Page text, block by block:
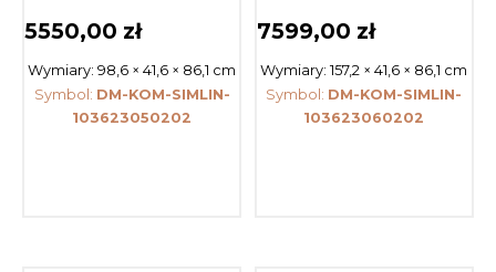
5550,00 zł
Wymiary:98,6 × 41,6 × 86,1 cm
Symbol: DM-KOM-SIMLIN-
103623050202
7599,00 zł
Wymiary:157,2 × 41,6 × 86,1 cm
Symbol: DM-KOM-SIMLIN-
103623060202